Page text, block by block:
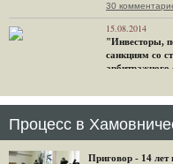
30
15.08.2014
"Инвесторы,
санкциям со
арбитражного
Швейцарская
судебном
14.08.2014
Не исключил
Процесс в
Приговор - 14 лет